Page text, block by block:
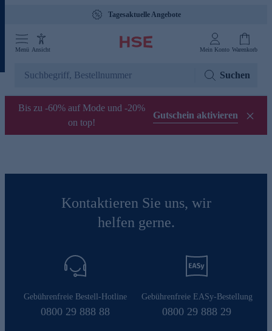
Tagesaktuelle Angebote
Menü Ansicht Mein Konto Warenkorb
Suchen
Bis zu -60% auf Mode und -20%
on top!
Gutschein aktivieren
Kontaktieren Sie uns, wir
helfen gerne.
Gebührenfreie Bestell-Hotline
0800 29 888 88
Gebührenfreie EASy-Bestellung
0800 29 888 29